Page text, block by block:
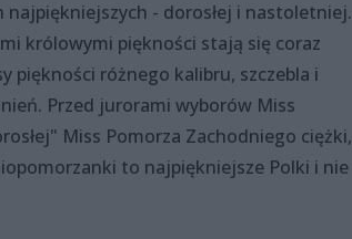
- dorosłej i nastoletniej.
królowymi piękności stają się coraz
piękności różnego kalibru, szczebla i
Przed jurorami wyborów Miss
Miss Pomorza Zachodniego ciężki,
to najpiękniejsze Polki i nie